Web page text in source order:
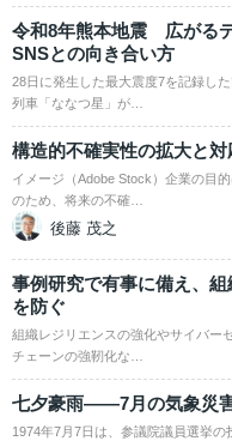
令和8年熊本地震 広がる
SNSとの向き合い方
28日に発生した最大震度7を記録し
列車「ななつ星」が…
構造的不確実性の拡大と
イメージ（Adobe Stock）企業の目
のため、将来の不確…
後藤 茂之
事例研究で有事に備え、
を防ぐ
組織レジリエンスの強化やサイバー
チェーンの強靭化な…
七夕豪雨――7月の気象
1974年7月7日は、参議院議員選挙